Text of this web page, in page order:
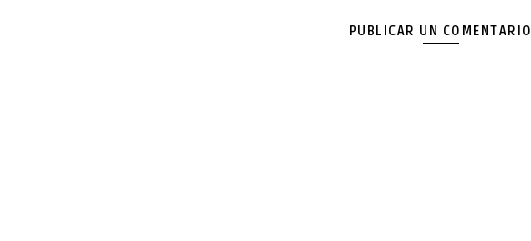
PUBLICAR UN COMENTARIO